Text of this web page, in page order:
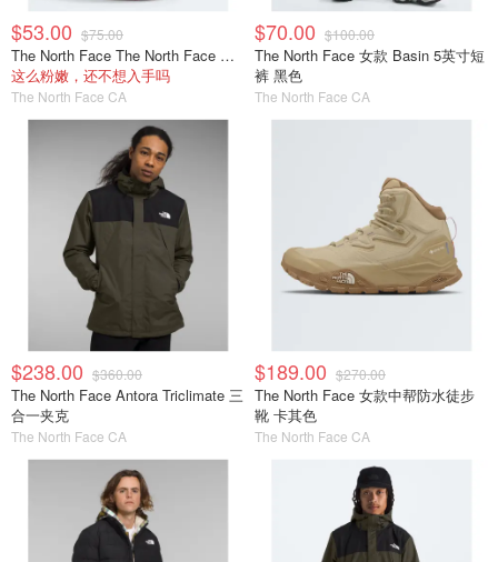
$53.00 $75.00
The North Face The North Face Court Jester 青少年双肩包
这么粉嫩，还不想入手吗
The North Face CA
$70.00 $100.00
The North Face 女款 Basin 5英寸短
裤 黑色
The North Face CA
$238.00 $360.00
The North Face Antora Triclimate 三
合一夹克
The North Face CA
$189.00 $270.00
The North Face 女款中帮防水徒步
靴 卡其色
The North Face CA